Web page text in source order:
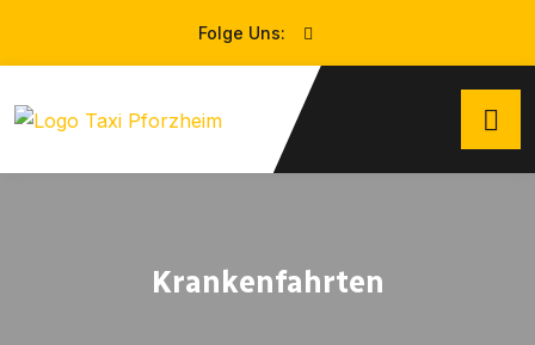
Folge Uns:
Krankenfahrten